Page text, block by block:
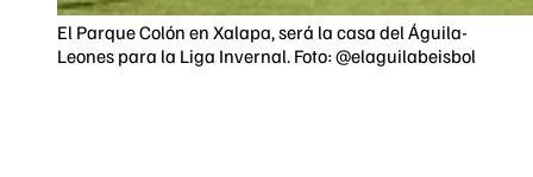
El Parque Colón en Xalapa, será la casa del Águila-
Leones para la Liga Invernal. Foto: @elaguilabeisbol